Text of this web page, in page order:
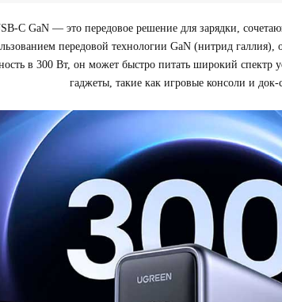
C GaN — это передовое решение для зарядки,
передовой технологии GaN (нитрид
в 300 Вт, он может быстро питать широкий спектр
гаджеты, такие как игровые консоли и док-